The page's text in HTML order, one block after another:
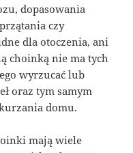
dopasowania
czy
dla otoczenia, ani
choinką nie ma tych
wyrzucać lub
oraz tym samym
domu.
mają wiele